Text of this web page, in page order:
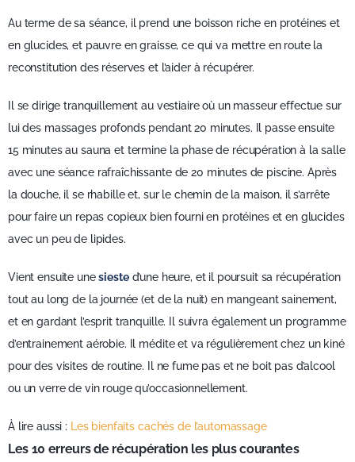
Au terme de sa séance, il prend une boisson riche en protéines et
en glucides, et pauvre en graisse, ce qui va mettre en route la
reconstitution des réserves et l’aider à récupérer.
Il se dirige tranquillement au vestiaire où un masseur effectue sur
lui des massages profonds pendant 20 minutes. Il passe ensuite
15 minutes au sauna et termine la phase de récupération à la salle
avec une séance rafraîchissante de 20 minutes de piscine. Après
la douche, il se rhabille et, sur le chemin de la maison, il s’arrête
pour faire un repas copieux bien fourni en protéines et en glucides
avec un peu de lipides.
Vient ensuite unesiested’une heure, et il poursuit sa récupération
tout au long de la journée (et de la nuit) en mangeant sainement,
et en gardant l’esprit tranquille. Il suivra également un programme
d’entrainement aérobie. Il médite et va régulièrement chez un kiné
pour des visites de routine. Il ne fume pas et ne boit pas d’alcool
ou un verre de vin rouge qu’occasionnellement.
À lire aussi : Les bienfaits cachés de l’automassage
Les 10 erreurs de récupération les plus courantes